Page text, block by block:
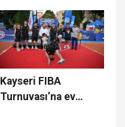
Kayseri FIBA
Turnuvası’na ev